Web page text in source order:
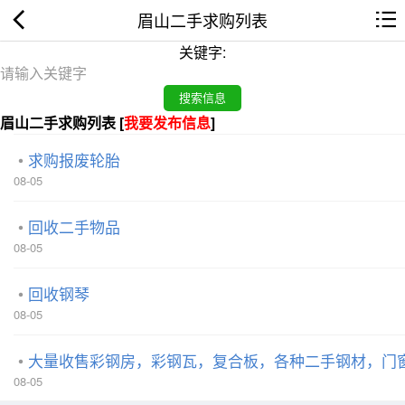
眉山二手求购列表
关键字:
眉山二手求购列表 [我要发布信息]
求购报废轮胎
08-05
回收二手物品
08-05
回收钢琴
08-05
大量收售彩钢房，彩钢瓦，复合板，各种二手钢材，门
08-05